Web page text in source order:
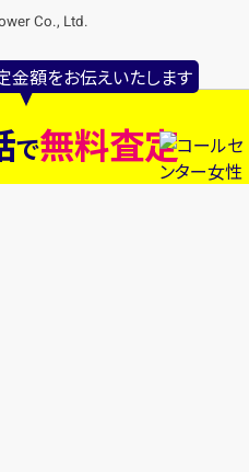
金額をお伝えいたします
で無料査定
Co., Ltd.